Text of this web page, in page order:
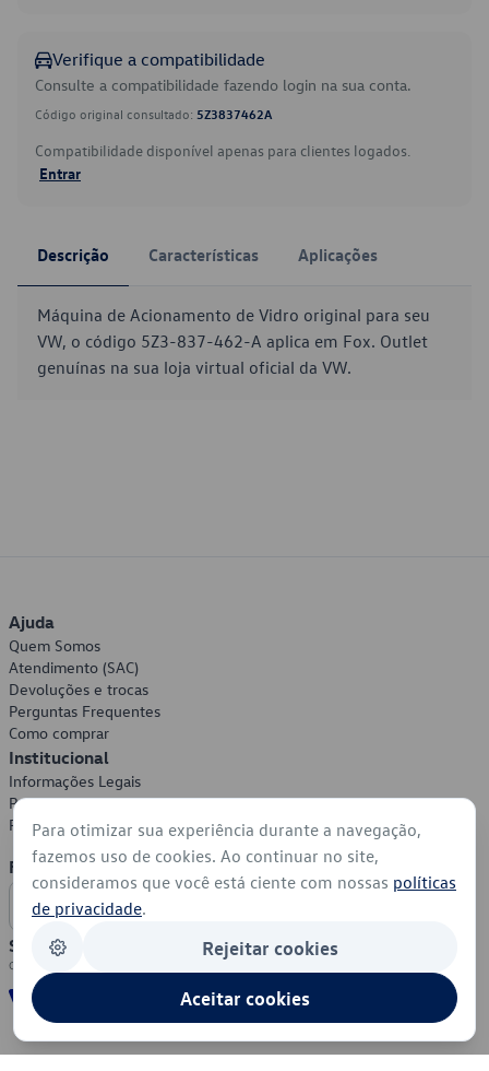
Verifique a compatibilidade
Consulte a compatibilidade fazendo login na sua conta.
Código original consultado: 5Z3837462A
Compatibilidade disponível apenas para clientes logados.
Entrar
Descrição Características Aplicações
Máquina de Acionamento de Vidro original para seu
VW, o código 5Z3-837-462-A aplica em Fox. Outlet
genuínas na sua loja virtual oficial da VW.
Ajuda
Quem Somos
Atendimento (SAC)
Devoluções e trocas
Perguntas Frequentes
Como comprar
Institucional
Informações Legais
Política de Privacidade
Política de Cookies
Formas de Pagamento
Segurança
Para otimizar sua experiência durante a navegação,
fazemos uso de cookies. Ao continuar no site,
consideramos que você está ciente com nossas políticas
de privacidade.
Rejeitar cookies
Aceitar cookies